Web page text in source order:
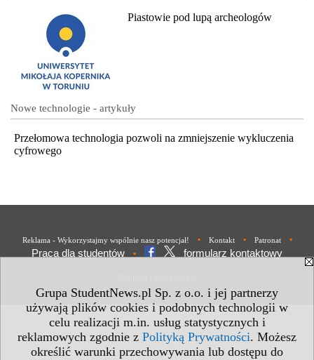
Grupa StudentNews.pl Sp. z o.o. i jej partnerzy
używają plików cookies i podobnych technologii w
celu realizacji m.in. usług statystycznych i
reklamowych zgodnie z Polityką Prywatności. Możesz
określić warunki przechowywania lub dostępu do
Piastowie pod lupą archeologów
Nowe technologie - artykuły
Przełomowa technologia pozwoli na zmniejszenie wykluczenia
cyfrowego
Reklama - Wykorzystajmy wspólnie nasz potencjał! • Kontakt • Patronat •
Praca dla studentów • formularz kontaktowy